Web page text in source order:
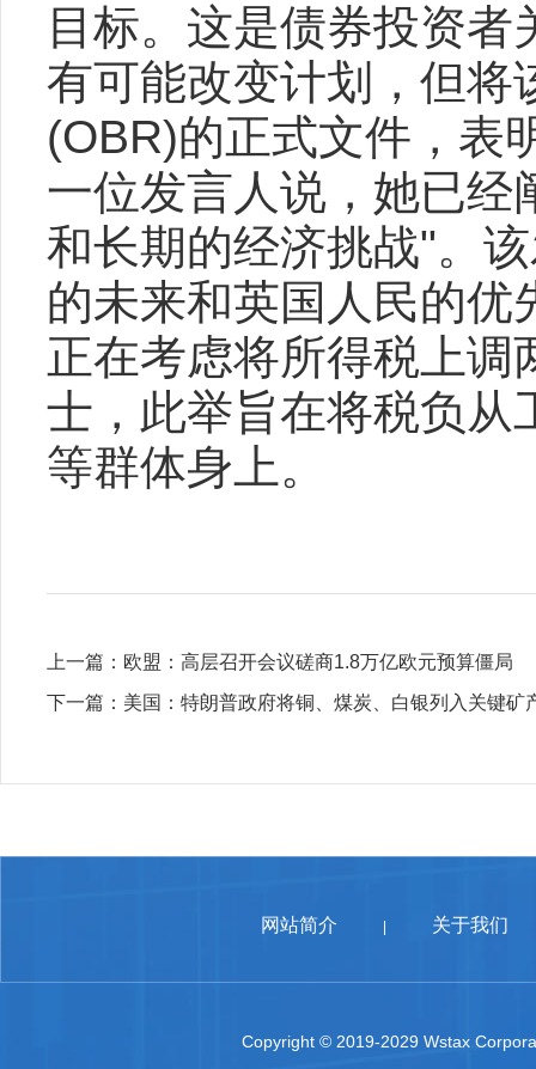
目标。这是债券投资
有可能改变计划，但将
(OBR)的正式文件，表
一位发言人说，她已经
和长期的经济挑战"。
的未来和英国人民的优
正在考虑将所得税上调
士，此举旨在将税负从
等群体身上。
上一篇： 欧盟：高层召开会议磋商1.8万亿欧元预算僵局
下一篇： 美国：特朗普政府将铜、煤炭、白银列入关键矿
网站简介 关于我们
Copyright © 2019-2029 Wstax